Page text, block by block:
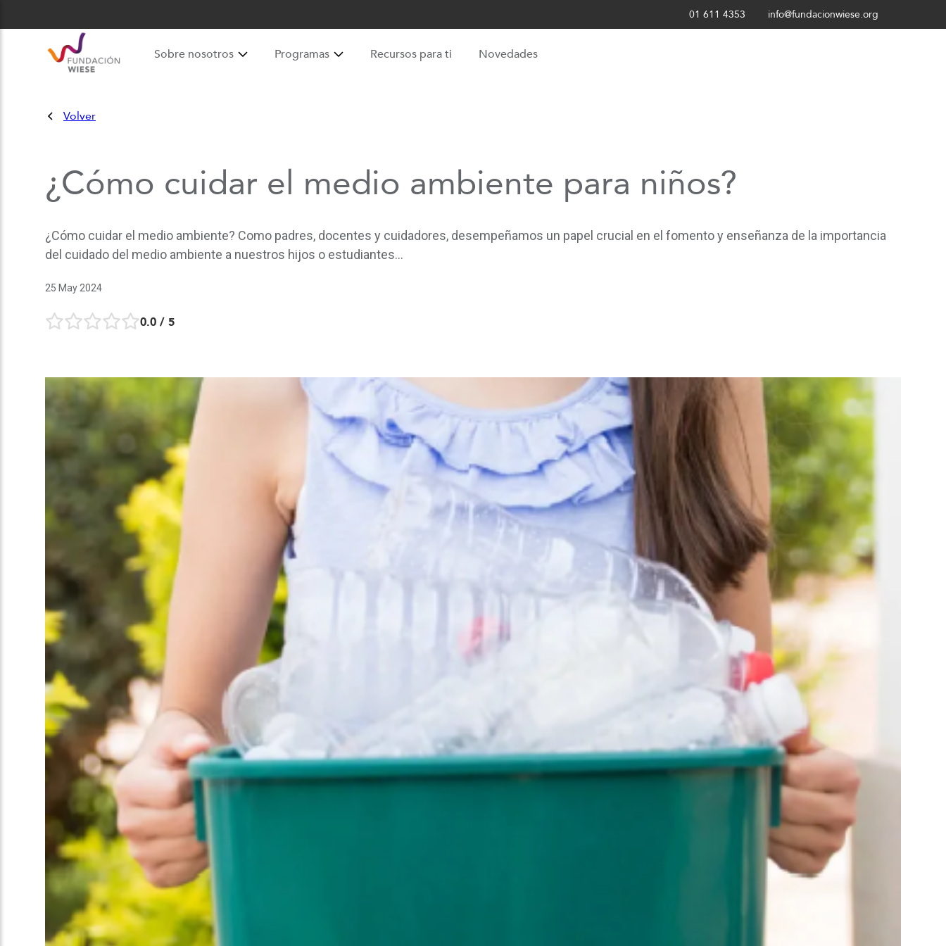
01 611 4353 info@fundacionwiese.org
Sobre nosotros Programas Recursos para ti Novedades
Volver
¿Cómo cuidar el medio ambiente para niños?
¿Cómo cuidar el medio ambiente? Como padres, docentes y cuidadores, desempeñamos un papel crucial en el fomento y enseñanza de la importancia
del cuidado del medio ambiente a nuestros hijos o estudiantes...
25 May 2024
0.0 / 5